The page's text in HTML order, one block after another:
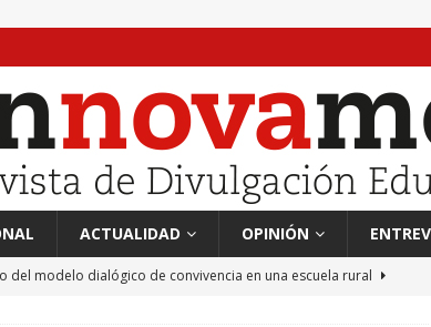
ACTUALIDAD OPINIÓN
del modelo dialógico de convivencia en una escuela rural